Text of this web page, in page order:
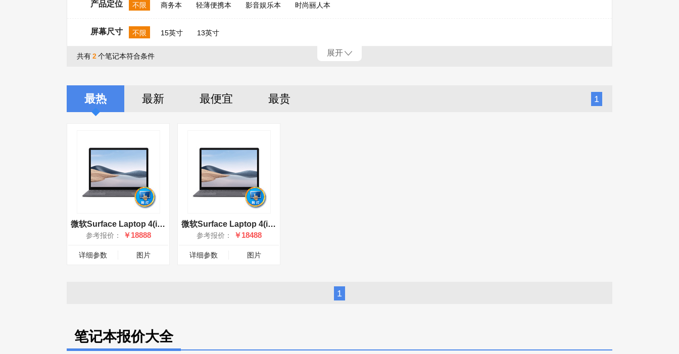
产品定位 不限 商务本 轻薄便携本 影音娱乐本 时尚丽人本
屏幕尺寸 不限 15英寸 13英寸
展开
共有2个笔记本符合条件
最热 最新 最便宜 最贵 1
微软Surface Laptop 4(i7 1185G7/32GB/1TB/15英寸)
参考报价： ￥18888
详细参数 图片
微软Surface Laptop 4(i7 1185G7/32GB/1TB/13.5英寸)
参考报价： ￥18488
详细参数 图片
1
笔记本报价大全